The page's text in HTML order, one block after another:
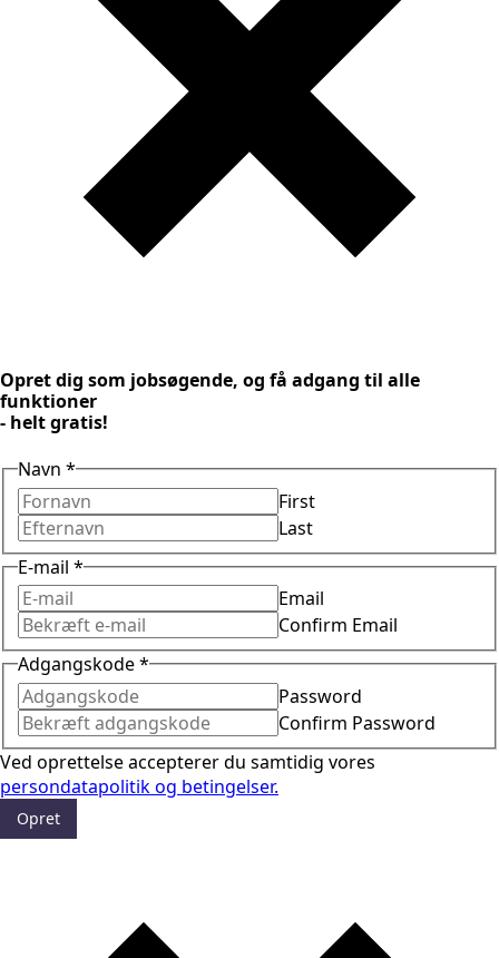
Opret dig som jobsøgende, og få adgang til alle
funktioner
- helt gratis!
Navn *
First
Last
E-mail *
Email
Confirm Email
Adgangskode*
Password
Confirm Password
Ved oprettelse accepterer du samtidig vores
persondatapolitik og betingelser.
Opret